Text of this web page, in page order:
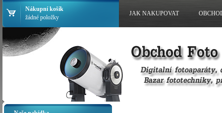
Nákupní košík
žádné položky
JAK NAKUPOVAT